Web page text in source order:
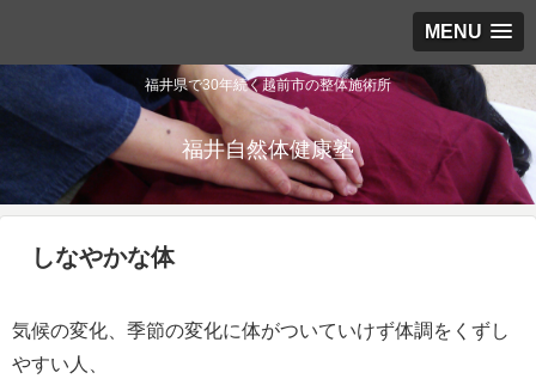
MENU
福井県で30年続く越前市の整体施術所
福井自然体健康塾
しなやかな体
気候の変化、季節の変化に体がついていけず体調をくずし
やすい人、